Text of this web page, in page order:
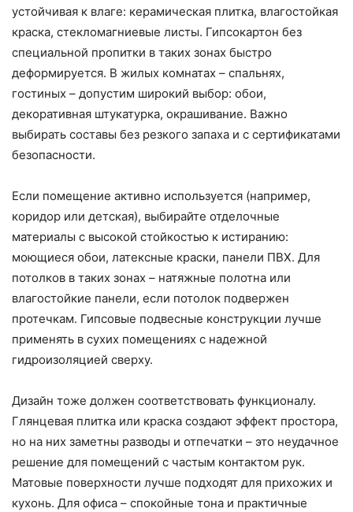
устойчивая к влаге: керамическая плитка, влагостойкая
краска, стекломагниевые листы. Гипсокартон без
специальной пропитки в таких зонах быстро
деформируется. В жилых комнатах – спальнях,
гостиных – допустим широкий выбор: обои,
декоративная штукатурка, окрашивание. Важно
выбирать составы без резкого запаха и с сертификатами
безопасности.
Если помещение активно используется (например,
коридор или детская), выбирайте отделочные
материалы с высокой стойкостью к истиранию:
моющиеся обои, латексные краски, панели ПВХ. Для
потолков в таких зонах – натяжные полотна или
влагостойкие панели, если потолок подвержен
протечкам. Гипсовые подвесные конструкции лучше
применять в сухих помещениях с надежной
гидроизоляцией сверху.
Дизайн тоже должен соответствовать функционалу.
Глянцевая плитка или краска создают эффект простора,
но на них заметны разводы и отпечатки – это неудачное
решение для помещений с частым контактом рук.
Матовые поверхности лучше подходят для прихожих и
кухонь. Для офиса – спокойные тона и практичные